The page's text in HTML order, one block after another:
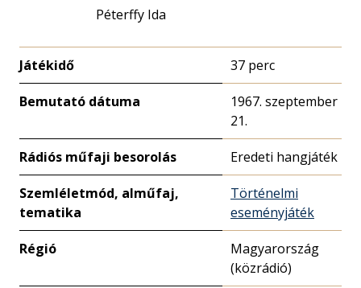
Péterffy Ida
Játékidő 37 perc
Bemutató dátuma
1967. szeptember
21.
Rádiós műfaji besorolás Eredeti hangjáték
Szemléletmód, alműfaj,
tematika
Történelmi
eseményjáték
Régió
Magyarország
(közrádió)